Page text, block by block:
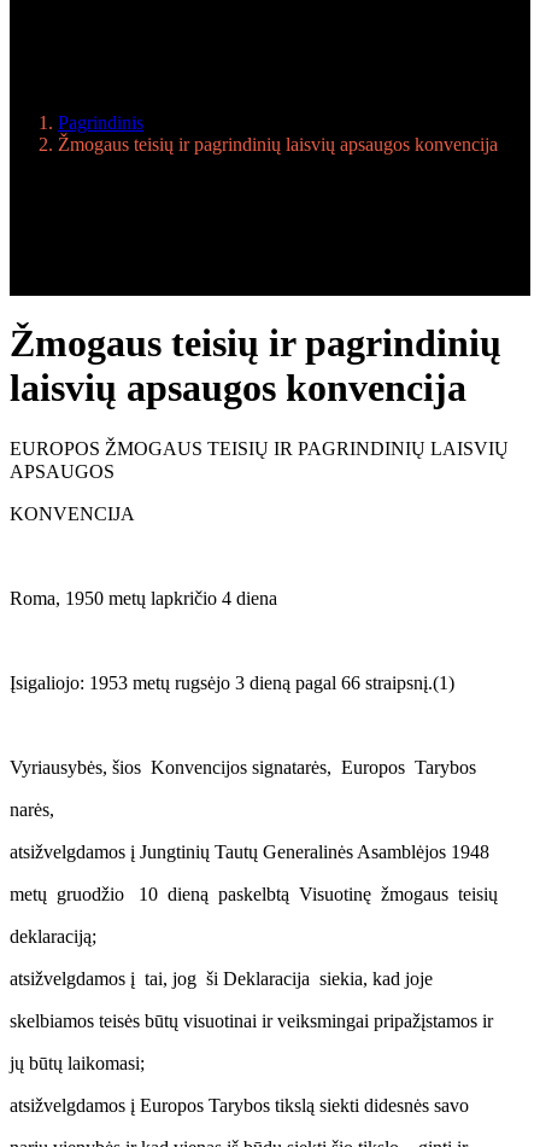
Pagrindinis
Žmogaus teisių ir pagrindinių laisvių apsaugos konvencija
Žmogaus teisių ir pagrindinių
laisvių apsaugos konvencija
EUROPOS ŽMOGAUS TEISIŲ IR PAGRINDINIŲ LAISVIŲ
APSAUGOS
KONVENCIJA
Roma, 1950 metų lapkričio 4 diena
Įsigaliojo: 1953 metų rugsėjo 3 dieną pagal 66 straipsnį.(1)
Vyriausybės, šios Konvencijos signatarės, Europos Tarybos
narės,
atsižvelgdamos į Jungtinių Tautų Generalinės Asamblėjos 1948
metų gruodžio 10 dieną paskelbtą Visuotinę žmogaus teisių
deklaraciją;
atsižvelgdamos į tai, jog ši Deklaracija siekia, kad joje
skelbiamos teisės būtų visuotinai ir veiksmingai pripažįstamos ir
jų būtų laikomasi;
atsižvelgdamos į Europos Tarybos tikslą siekti didesnės savo